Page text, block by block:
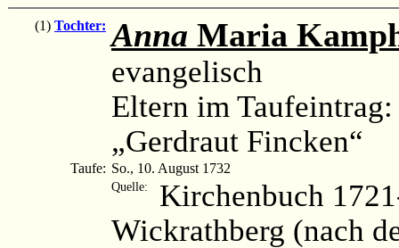
(1) Tochter: Anna Maria
evangelisch
Eltern im Taufeintrag:
„Gerdraut Fincken“
Taufe: So., 10. August 1732
Quelle:
Kirchenbuch
Wickrathberg (nach